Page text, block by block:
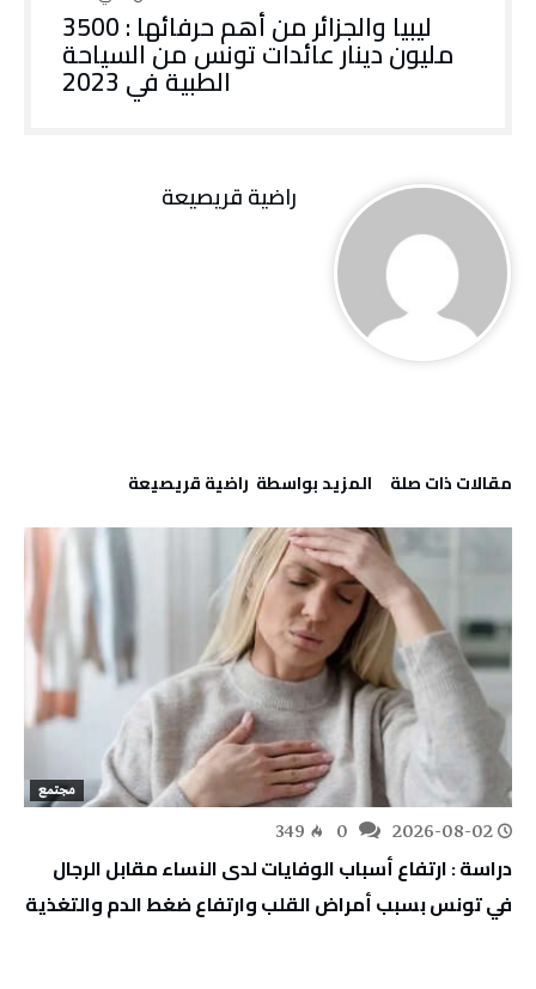
ليبيا والجزائر من أهم حرفائها : 3500
مليون دينار عائدات تونس من السياحة
الطبية في 2023
راضية قريصيعة
‫مقالات ذات صلة‬ ‫‫المزيد بواسطة‬ ‬ راضية قريصيعة
مجتمع
2026-08-02
349
دراسة : ارتفاع أسباب الوفايات لدى النساء مقابل الرجال
في تونس بسبب أمراض القلب وارتفاع ضغط الدم والتغذية